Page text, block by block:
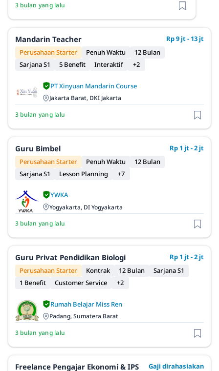
3 bulan yang lalu
Mandarin Teacher
Rp 9 jt - 13 jt
Perusahaan Starter
Penuh Waktu
12 Bulan
Sarjana S1
5 Benefit Interaktif +2
PT Xinyuan Mandarin Course
Jakarta Barat, DKI Jakarta
3 bulan yang lalu
Guru Bimbel
Rp 1 jt - 2 jt
Perusahaan Starter
Penuh Waktu
12 Bulan
Sarjana S1
Lesson Planning +7
YWKA
Yogyakarta, DI Yogyakarta
3 bulan yang lalu
Guru Privat Pendidikan Biologi
Rp 1 jt - 2 jt
Perusahaan Starter
Kontrak 12 Bulan
Sarjana S1
1 Benefit
Customer Service +2
Rumah Belajar Miss Ren
Padang, Sumatera Barat
3 bulan yang lalu
Freelance Pengajar Ekonomi & IPS
Gaji dirahasiakan